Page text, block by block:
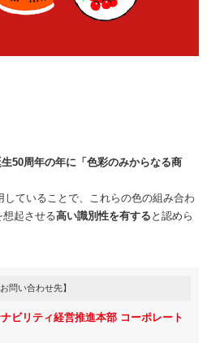
50周年の年に「色彩のみからなる商
ていることで、これらの色の組み合わ
想起させる高い識別性を有する と認めら
問い合わせ先】
ビリティ経営推進本部 コーポレート